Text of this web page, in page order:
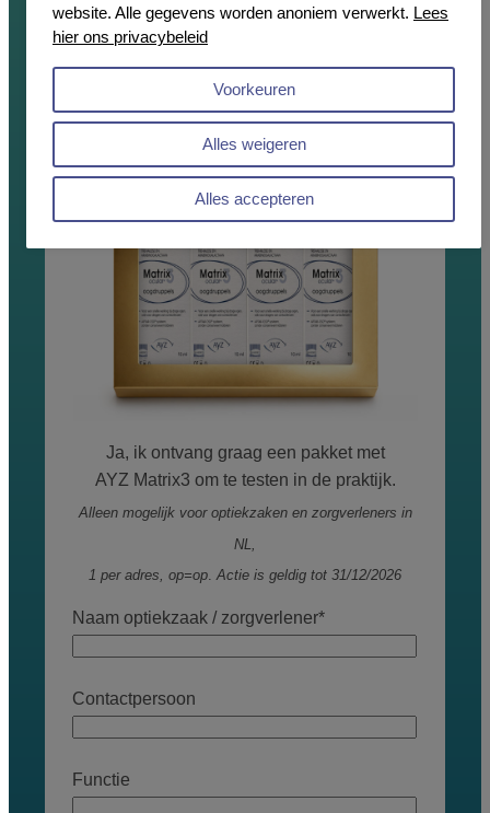
Kennismaken met AYZ
Matrix3?
Ja, ik ontvang graag een pakket met
AYZ Matrix3 om te testen in de praktijk.
Alleen mogelijk voor optiekzaken en zorgverleners in
NL,
1 per adres, op=op Actie is geldig tot 31/12/2026
Naam optiekzaak / zorgverlener*
Contactpersoon
Functie
website. Alle gegevens worden anoniem verwerkt. Lees
hier ons privacybeleid
Voorkeuren
Alles weigeren
Alles accepteren